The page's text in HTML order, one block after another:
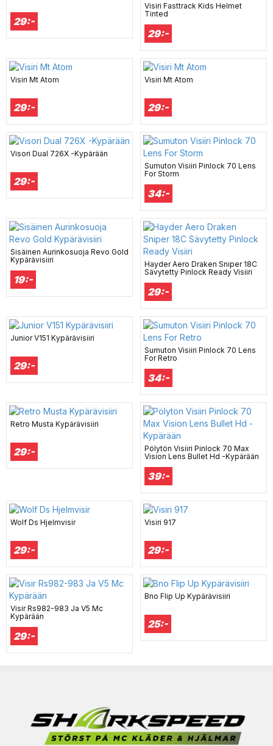
29:-
Visiri Fasttrack Kids Helmet
Tinted
29:-
Visiri Mt Atom
29:-
Visiri Mt Atom
29:-
Visori Dual 726X -Kypärään
29:-
Sumuton Visiiri Pinlock 70 Lens
For Storm
34:-
Sisäinen Aurinkosuoja Revo Gold
Kypärävisiiri
19:-
Hayder Aero Draken Sniper 18C
Sävytetty Pinlock Ready Visiiri
29:-
Junior V151 Kypärävisiiri
29:-
Sumuton Visiiri Pinlock 70 Lens
For Retro
34:-
Retro Musta Kypärävisiiri
29:-
Pölytön Visiiri Pinlock 70 Max
Vision Lens Bullet Hd -Kypärään
39:-
Wolf Ds Hjelmvisir
29:-
Visiri 917
29:-
Visir Rs982-983 Ja V5 Mc
Kypärään
29:-
Bno Flip Up Kypärävisiiri
25:-